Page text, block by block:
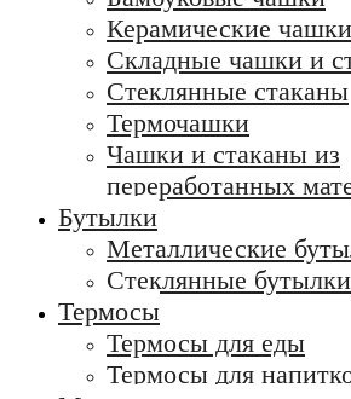
Керамические чашки
Складные чашки и
Стеклянные стаканы
Термочашки
Чашки и стаканы из
переработанных
Бутылки
Металлические
Стеклянные бутылки
Термосы
Термосы для еды
Термосы для